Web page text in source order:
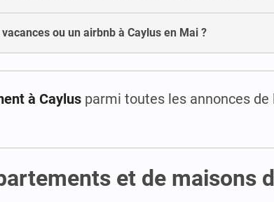
ou un airbnb à Caylus en Mai ?
à Caylus parmi toutes les annonces
et de maisons